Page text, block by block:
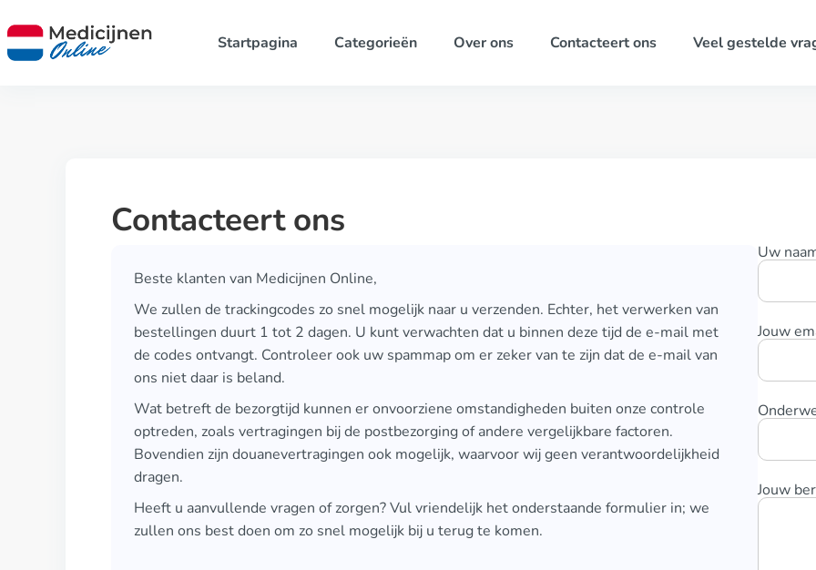
Startpagina Categorieën Over ons Contacteert ons Veel gestelde
Contacteert ons
Beste klanten van Medicijnen Online,
We zullen de trackingcodes zo snel mogelijk naar u verzenden. Echter, het verwerken van
bestellingen duurt 1 tot 2 dagen. U kunt verwachten dat u binnen deze tijd de e-mail met
de codes ontvangt. Controleer ook uw spammap om er zeker van te zijn dat de e-mail van
ons niet daar is beland.
Wat betreft de bezorgtijd kunnen er onvoorziene omstandigheden buiten onze controle
optreden, zoals vertragingen bij de postbezorging of andere vergelijkbare factoren.
Bovendien zijn douanevertragingen ook mogelijk, waarvoor wij geen verantwoordelijkheid
dragen.
Heeft u aanvullende vragen of zorgen? Vul vriendelijk het onderstaande formulier in; we
zullen ons best doen om zo snel mogelijk bij u terug te komen.
Uw
Jouw
Jouw